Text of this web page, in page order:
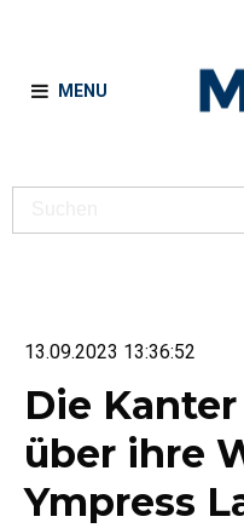
MENU
13.09.2023 13:36:52
Die
über ihre
Ympress